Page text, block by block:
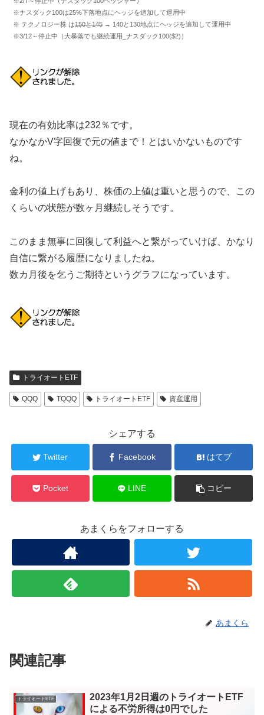
※ナスダック100は25%下落地点にヘッジを追加して運用中
※ テクノロジー株 は150と145 → 140と130地点にヘッジを追加して運用中
※3/12～停止中（大暴落でも継続運用_ナスダック100($2)）
現在の有効比率は232％です。
なかなかV字回復で元の値まで！とはいかないものです
ね。
金利の値上げもあり、株価の上値は重いと思うので、この
くらいの状態が数ヶ月継続しそうです。
このまま無事に回復して利益へと繋がっていけば、かなり
自信に繋がる履歴になりましたね。
数カ月後を乞うご期待というグラフになっています。
トライオートETF
QQQ TQQQ トライオートETF 資産運用
シェアする
Twitter Facebook はてブ
Pocket LINE コピー
あまくらをフォローする
あまくら
関連記事
トライオートETF
2023年1月2日週のトライオートETF
による不労所得は0円でした